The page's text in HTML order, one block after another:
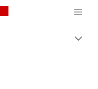
Canon Logo, back to